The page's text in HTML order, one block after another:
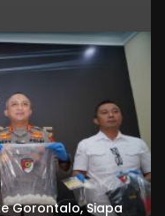
Gorontalo, Siapa